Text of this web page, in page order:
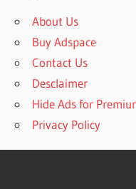
About Us
Buy Adspace
Contact Us
Desclaimer
Hide Ads for
Privacy Policy